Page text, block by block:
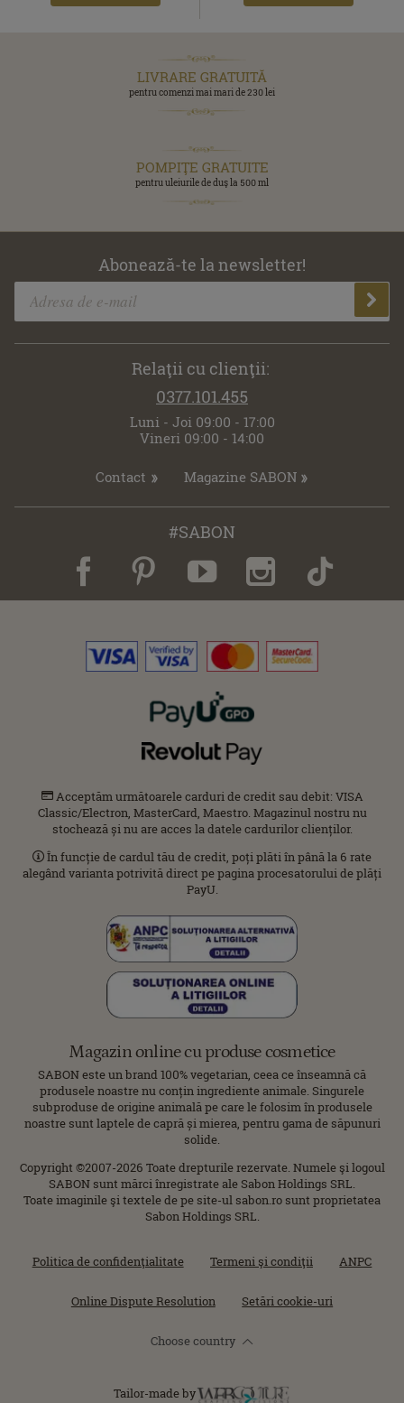
LIVRARE GRATUITĂ
pentru comenzi mai mari de 230 lei
POMPIŢE GRATUITE
pentru uleiurile de duş la 500 ml
Abonează-te la newsletter!
Relaţii cu clienţii:
0377.101.455
Luni - Joi 09:00 - 17:00
Vineri 09:00 - 14:00
Contact Magazine SABON
#SABON
Acceptăm următoarele carduri de credit sau debit: VISA
Classic/Electron, MasterCard, Maestro. Magazinul nostru nu
stochează și nu are acces la datele cardurilor clienților.
În funcție de cardul tău de credit, poți plăti în până la 6 rate
alegând varianta potrivită direct pe pagina procesatorului de plăți
PayU.
Magazin online cu produse cosmetice
SABON este un brand 100% vegetarian, ceea ce înseamnă că
produsele noastre nu conțin ingrediente animale. Singurele
subproduse de origine animală pe care le folosim în produsele
noastre sunt laptele de capră și mierea, pentru gama de săpunuri
solide.
Copyright ©2007-2026 Toate drepturile rezervate. Numele şi logoul
SABON sunt mărci înregistrate ale Sabon Holdings SRL.
Toate imaginile şi textele de pe site-ul sabon.ro sunt proprietatea
Sabon Holdings SRL.
Politica de confidenţialitate Termeni şi condiţii ANPC
Online Dispute Resolution Setări cookie-uri
Choose country
Tailor-made by